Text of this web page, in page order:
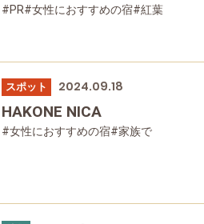
#PR#女性におすすめの宿#紅葉
スポット 2024.09.18
HAKONE NICA
#女性におすすめの宿#家族で